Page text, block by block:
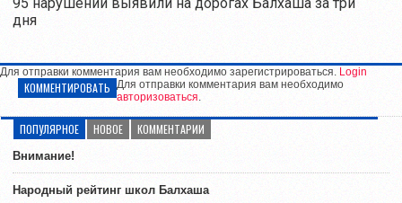
дня
Для отправки комментария вам необходимо зарегистрироваться. Login
КОММЕНТИРОВАТЬ Для отправки комментария вам необходимо
авторизоваться.
ПОПУЛЯРНОЕ НОВОЕ КОММЕНТАРИИ
Внимание!
Народный рейтинг школ Балхаша